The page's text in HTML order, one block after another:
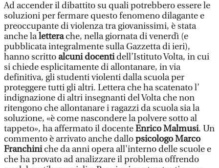
Ad accender il dibattito su quali potrebbero essere le
soluzioni per fermare questo fenomeno dilagante e
preoccupante di violenza tra giovanissimi, è stata
anche laletterache, nella giornata di venerdì (e
pubblicata integralmente sulla Gazzetta di ieri),
hanno scritto alcuni docentidell’Istituto Volta, in cui
si chiede esplicitamente di allontanare, in via
definitiva, gli studenti violenti dalla scuola per
proteggere tutti gli altri. Lettera che ha scatenato l’
indignazione di altri insegnanti del Volta che non
ritengono che allontanare i ragazzi da scuola sia la
soluzione, «è come nascondere la polvere sotto al
tappeto», ha affermato il docenteEnrico Malmusi. Un
commento è arrivato anche dallopsicologo Marco
Franchiniche da anni opera all'interno delle scuole e
che ha provato ad analizzare il problema offrendo